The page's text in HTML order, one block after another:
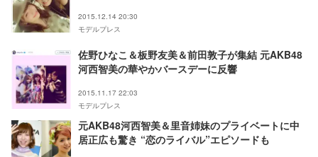
2015.12.14 20:30
モデルプレス
佐野ひなこ＆板野友美＆前田敦子が集結 元AKB48
河西智美の華やかバースデーに反響
2015.11.17 22:03
モデルプレス
元AKB48河西智美＆里音姉妹のプライベートに中
居正広も驚き “恋のライバル”エピソードも